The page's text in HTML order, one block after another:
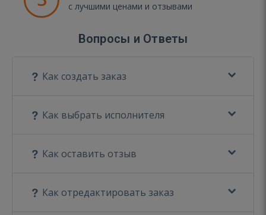
с лучшими ценами и отзывами
Вопросы и Ответы
Как создать заказ
Как выбрать исполнителя
Как оставить отзыв
Как отредактировать заказ